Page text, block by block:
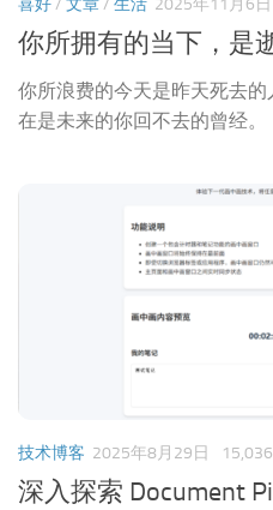
喜好/ 文章/ 生活 2025年11月6日
你所拥有的当下，是
你所浪费的今天是昨天死去
在是未来的你回不去的曾经。
技术博客 2025年8月29日
深入探索 Document